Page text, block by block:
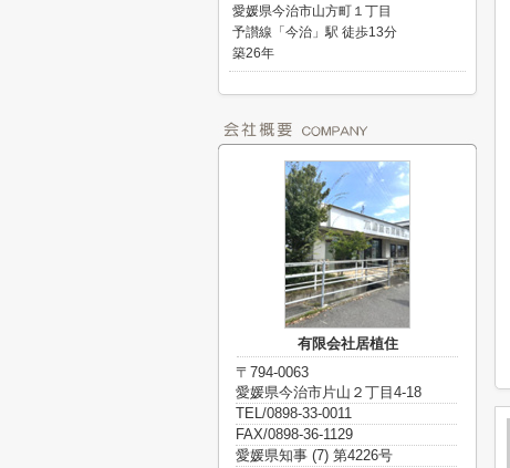
愛媛県今治市山方町１丁目
予讃線「今治」駅 徒歩13分
築26年
有限会社居植住
〒794-0063
愛媛県今治市片山２丁目4-18
TEL/0898-33-0011
FAX/0898-36-1129
愛媛県知事 (7) 第4226号